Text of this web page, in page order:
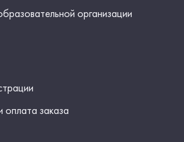
организации
заказа